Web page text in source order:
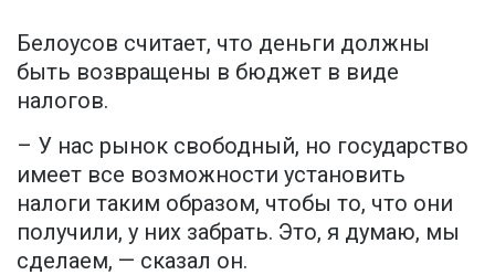
Белоусов считает, что деньги должны
быть возвращены в бюджет в виде
налогов.
– У нас рынок свободный, но государство
имеет все возможности установить
налоги таким образом, чтобы то, что они
получили, у них забрать. Это, я думаю, мы
сделаем, — сказал он.